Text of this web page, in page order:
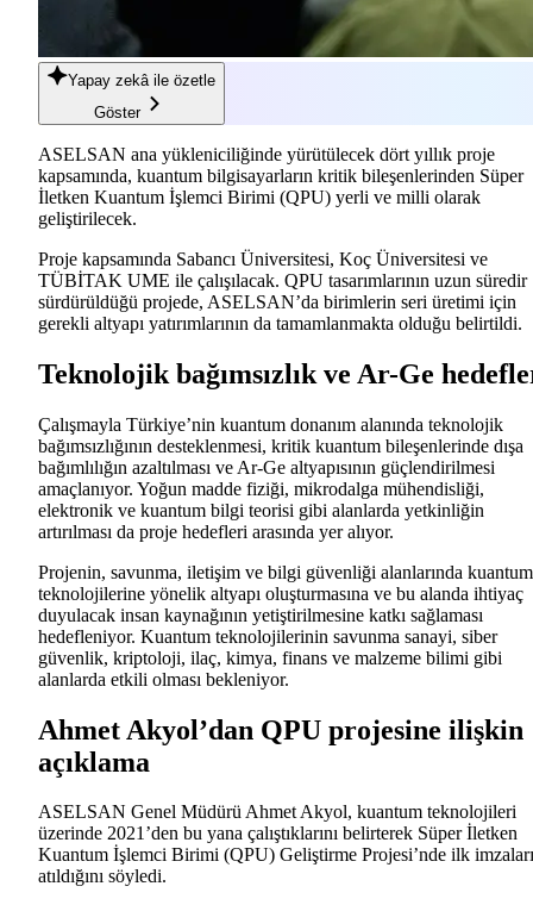
Yapay zekâ ile özetle
Göster
ASELSAN ana yükleniciliğinde yürütülecek dört yıllık proje
kapsamında, kuantum bilgisayarların kritik bileşenlerinden Süper
İletken Kuantum İşlemci Birimi (QPU) yerli ve milli olarak
geliştirilecek.
Proje kapsamında Sabancı Üniversitesi, Koç Üniversitesi ve
TÜBİTAK UME ile çalışılacak. QPU tasarımlarının uzun süredir
sürdürüldüğü projede, ASELSAN’da birimlerin seri üretimi için
gerekli altyapı yatırımlarının da tamamlanmakta olduğu belirtildi.
Teknolojik bağımsızlık ve Ar-Ge
Çalışmayla Türkiye’nin kuantum donanım alanında teknolojik
bağımsızlığının desteklenmesi, kritik kuantum bileşenlerinde dışa
bağımlılığın azaltılması ve Ar-Ge altyapısının güçlendirilmesi
amaçlanıyor. Yoğun madde fiziği, mikrodalga mühendisliği,
elektronik ve kuantum bilgi teorisi gibi alanlarda yetkinliğin
artırılması da proje hedefleri arasında yer alıyor.
Projenin, savunma, iletişim ve bilgi güvenliği alanlarında kuantum
teknolojilerine yönelik altyapı oluşturmasına ve bu alanda ihtiyaç
duyulacak insan kaynağının yetiştirilmesine katkı sağlaması
hedefleniyor. Kuantum teknolojilerinin savunma sanayi, siber
güvenlik, kriptoloji, ilaç, kimya, finans ve malzeme bilimi gibi
alanlarda etkili olması bekleniyor.
Ahmet Akyol’dan QPU projesine ilişkin
açıklama
ASELSAN Genel Müdürü Ahmet Akyol, kuantum teknolojileri
üzerinde 2021’den bu yana çalıştıklarını belirterek Süper İletken
Kuantum İşlemci Birimi (QPU) Geliştirme Projesi’nde ilk
atıldığını söyledi.